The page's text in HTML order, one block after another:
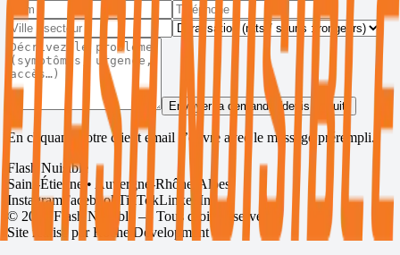
Envoyer la demande (devis gratuit)
En cliquant, votre client email s’ouvre avec le message prérempli.
Flash Nuisible
Saint-Étienne • Auvergne-Rhône-Alpes
Instagram Facebook TikTokLinkedIn
© 2026
Flash Nuisible — Tous droits réservés.
Site réalisé par Roche Development